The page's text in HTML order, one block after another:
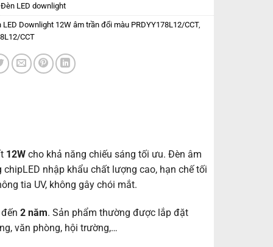
Đèn LED downlight
LED Downlight 12W âm trần đổi màu PRDYY178L12/CCT,
CCT
12W cho khả năng chiếu sáng tối ưu. Đèn âm
nhập khẩu chất lượng cao, hạn chế tối
tia UV, không gây chói mắt.
đến2 năm. Sản phẩm thường được lắp đặt
văn phòng, hội trường,…